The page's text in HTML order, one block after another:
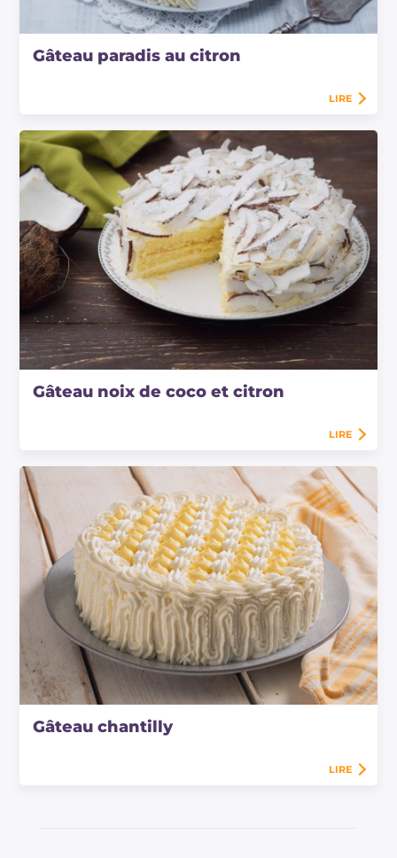
Gâteau paradis au citron
LIRE
Gâteau noix de coco et citron
LIRE
Gâteau chantilly
LIRE